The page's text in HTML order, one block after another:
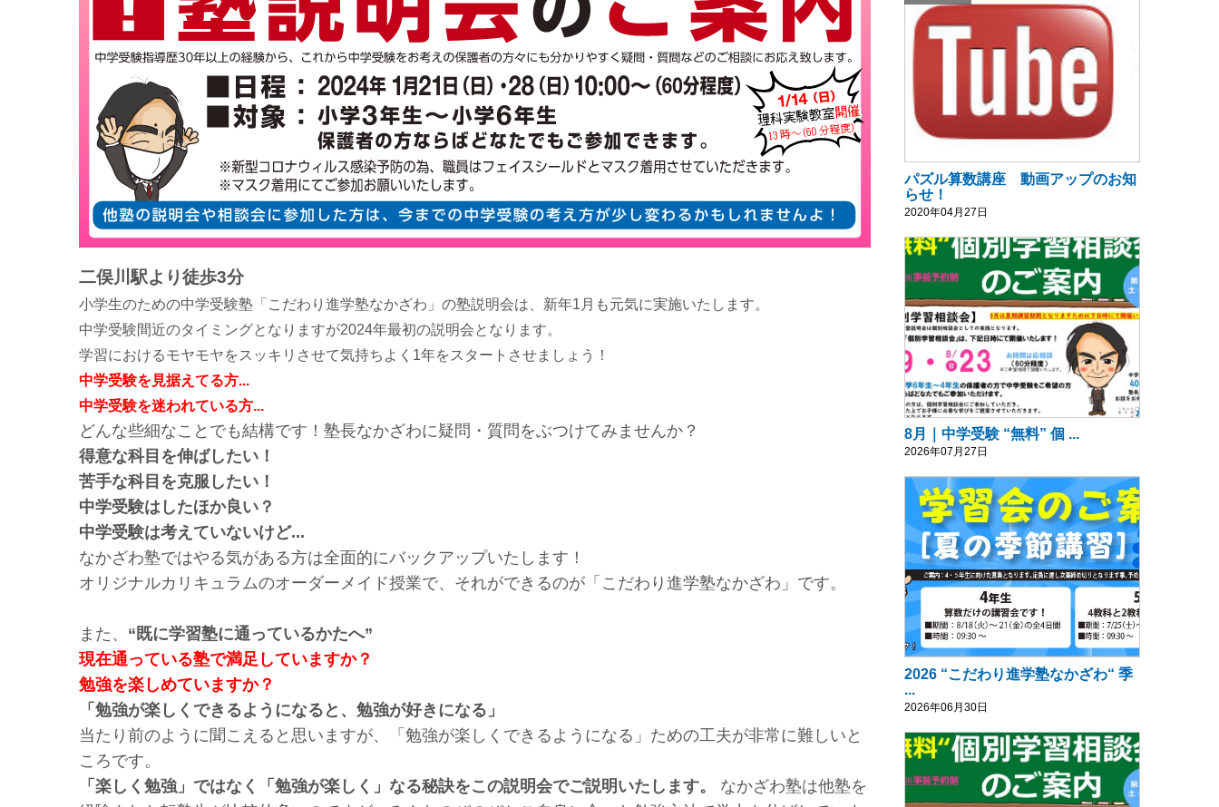
二俣川駅より徒歩3分
小学生のための中学受験塾「こだわり進学塾なかざわ」の塾説明会は、新年1月も元気に実施いたします。
中学受験間近のタイミングとなりますが2024年最初の説明会となります。
学習におけるモヤモヤをスッキリさせて気持ちよく1年をスタートさせましょう！
中学受験を見据えてる方...
中学受験を迷われている方...
どんな些細なことでも結構です！塾長なかざわに疑問・質問をぶつけてみませんか？
得意な科目を伸ばしたい！
苦手な科目を克服したい！
中学受験はしたほか良い？
中学受験は考えていないけど...
なかざわ塾ではやる気がある方は全面的にバックアップいたします！
オリジナルカリキュラムのオーダーメイド授業で、それができるのが「こだわり進学塾なかざわ」です。
また、 “既に学習塾に通っているかたへ”
現在通っている塾で満足していますか？
勉強を楽しめていますか？
「勉強が楽しくできるようになると、勉強が好きになる」
当たり前のように聞こえると思いますが、「勉強が楽しくできるようになる」ための工夫が非常に難しいと
ころです。
「楽しく勉強」ではなく「勉強が楽しく」なる秘訣をこの説明会でご説明いたします。
なかざわ塾は他塾を
パズル算数講座 動画アップのお知
らせ！
2020年04月27日
8月｜中学受験 “無料” 個 ...
2026年07月27日
2026 “こだわり進学塾なかざわ“ 季
...
2026年06月30日